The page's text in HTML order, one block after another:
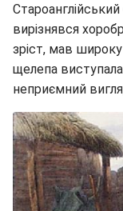
вирізнявся
зріст, мав
щелепа
неприємний